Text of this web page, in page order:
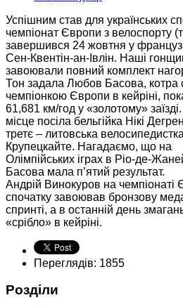
Успішним став для українських
чемпіонат Європи з велоспорту
завершився 24 жовтня у
Сен-Квентін-ан-Івлін. Наші
завоювали повний комплект
Тон задала Любов Басова, котра
чемпіонкою Європи в кейріні,
61,681 км/год у «золотому»
місце посіла бельгійка Нікі
третє – литовська
Крупецкайте. Нагадаємо, що на
Олімпійських іграх в Ріо-де-
Басова мала п’ятий результат.
Андрій Винокуров на чемпіонаті
спочатку завоював бронзову
спринті, а в останній день
«срібло» в кейріні.
Переглядів: 1855
Розділи